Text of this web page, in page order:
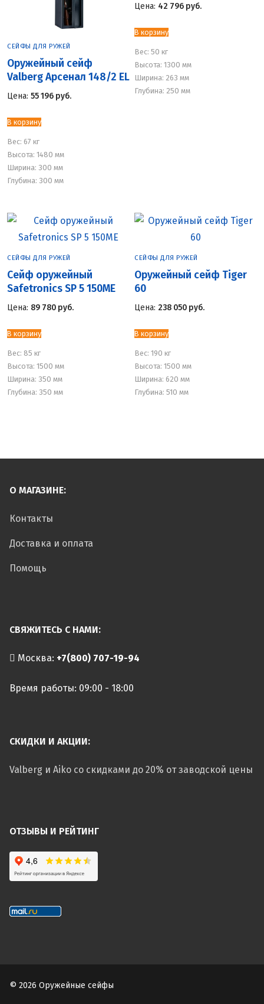
СЕЙФЫ ДЛЯ РУЖЕЙ
Оружейный сейф
Valberg Арсенал 148/2 EL
Цена: 55 196 руб.
В корзину
Вес: 67 кг
Высота: 1480 мм
Ширина: 300 мм
Глубина: 300 мм
Цена: 42 796 руб.
В корзину
Вес: 50 кг
Высота: 1300 мм
Ширина: 263 мм
Глубина: 250 мм
СЕЙФЫ ДЛЯ РУЖЕЙ
Сейф оружейный
Safetronics SP 5 150ME
Цена: 89 780 руб.
В корзину
Вес: 85 кг
Высота: 1500 мм
Ширина: 350 мм
Глубина: 350 мм
СЕЙФЫ ДЛЯ РУЖЕЙ
Оружейный сейф Tiger
60
Цена: 238 050 руб.
В корзину
Вес: 190 кг
Высота: 1500 мм
Ширина: 620 мм
Глубина: 510 мм
О МАГАЗИНЕ:
Контакты
Доставка и оплата
Помощь
СВЯЖИТЕСЬ С НАМИ:
Москва: +7(800) 707-19-94
Время работы: 09:00 - 18:00
СКИДКИ И АКЦИИ:
Valberg и Aiko со скидками до 20% от заводской цены
ОТЗЫВЫ И РЕЙТИНГ
© 2026 Оружейные сейфы